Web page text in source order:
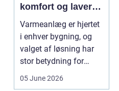
komfort og lavere
energiregning
Varmeanlæg er hjertet
i enhver bygning, og
valget af løsning har
stor betydning for
05 June 2026